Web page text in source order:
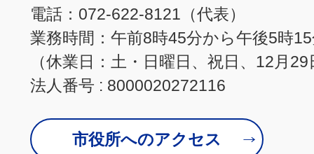
電話：072-622-8121（代表）
業務時間：午前8時45分から午後5時
（休業日：土・日曜日、祝日、12月
法人番号 : 8000020272116
市役所へのアクセス